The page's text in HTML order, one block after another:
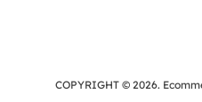
COPYRIGHT © 2026.